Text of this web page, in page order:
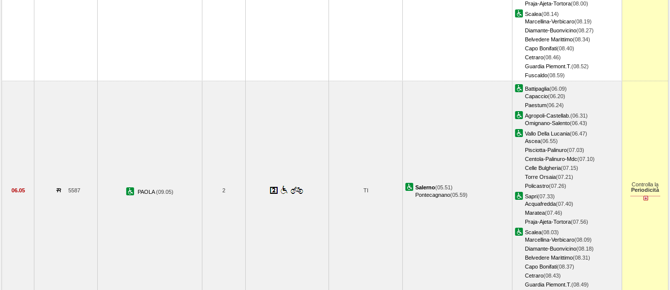
Praja-Ajeta-Tortora(08.00)
Scalea(08.14)
Marcellina-Verbicaro(08.19)
Diamante-Buonvicino(08.27)
Belvedere Marittimo(08.34)
Capo Bonifati(08.40)
Cetraro(08.46)
Guardia Piemont.T.(08.52)
Fuscaldo(08.59)
06.05 5587 PAOLA(09.05) 2 TI Salerno(05.51)
Pontecagnano(05.59)
Battipaglia(06.09)
Capaccio(06.20)
Paestum(06.24)
Agropoli-Castellab. (06.31)
Omignano-Salento(06.43)
Vallo Della Lucania(06.47)
Ascea(06.55)
Pisciotta-Palinuro(07.03)
Centola-Palinuro-Mdc(07.10)
Celle Bulgheria(07.15)
Torre Orsaia(07.21)
Policastro(07.26)
Sapri(07.33)
Acquafredda(07.40)
Maratea(07.46)
Praja-Ajeta-Tortora(07.56)
Scalea(08.03)
Marcellina-Verbicaro(08.09)
Diamante-Buonvicino(08.18)
Belvedere Marittimo(08.31)
Capo Bonifati(08.37)
Cetraro(08.43)
Guardia Piemont.T.(08.49)
Controlla la
Periodicità